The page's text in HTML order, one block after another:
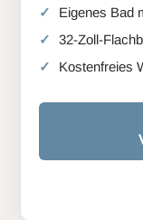
Eigenes Bad
32-Zoll-
Kostenfreies